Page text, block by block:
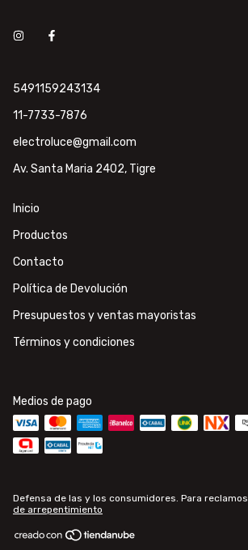
5491159243134
11-7733-7876
electroluce@gmail.com
Av. Santa Maria 2402, Tigre
Inicio
Productos
Contacto
Política de Devolución
Presupuestos y ventas mayoristas
Términos y condiciones
Medios de pago
Defensa de las y los consumidores. Para reclamos
de arrepentimiento